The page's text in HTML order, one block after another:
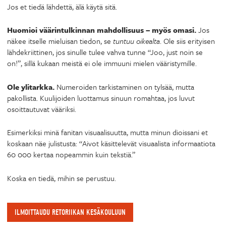
Jos et tiedä lähdettä, älä käytä sitä.
Huomioi väärintulkinnan mahdollisuus – myös omasi.Jos
näkee itselle mieluisan tiedon, se tuntuu oikealta. Ole siis erityisen
lähdekriittinen, jos sinulle tulee vahva tunne “Joo, just noin se
on!”, sillä kukaan meistä ei ole immuuni mielen vääristymille.
Ole ylitarkka. Numeroiden tarkistaminen on tylsää, mutta
pakollista. Kuulijoiden luottamus sinuun romahtaa, jos luvut
osoittautuvat vääriksi.
Esimerkiksi minä fanitan visuaalisuutta, mutta minun dioissani et
koskaan näe julistusta: “Aivot käsittelevät visuaalista informaatiota
60 000 kertaa nopeammin kuin tekstiä.”
Koska en tiedä, mihin se perustuu.
ILMOITTAUDU RETORIIKAN KESÄKOULUUN